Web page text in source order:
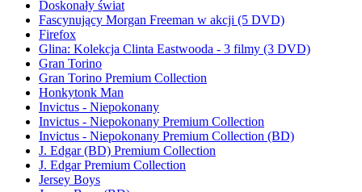
Doskonały świat
Fascynujący Morgan Freeman w akcji (5 DVD)
Firefox
Glina: Kolekcja Clinta Eastwooda - 3 filmy (3 DVD)
Gran Torino
Gran Torino Premium Collection
Honkytonk Man
Invictus - Niepokonany
Invictus - Niepokonany Premium Collection
Invictus - Niepokonany Premium Collection (BD)
J. Edgar (BD) Premium Collection
J. Edgar Premium Collection
Jersey Boys